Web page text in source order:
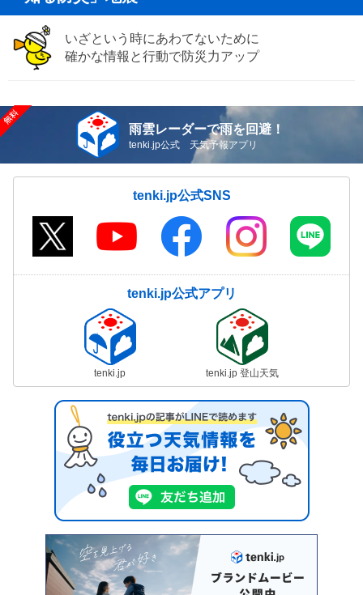
いざという時にあわてないために
確かな情報と行動で防災力アップ
雨雲レーダーで雨を回避！
tenki.jp公式 天気予報アプリ
tenki.jp公式SNS
tenki.jp公式アプリ
tenki.jp tenki.jp 登山天気